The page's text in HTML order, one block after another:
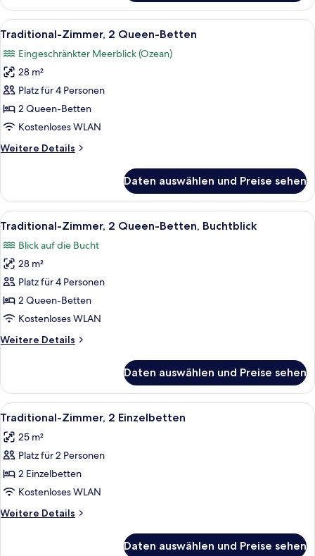
Zimmer,
2 Queen-
Betten
Alle
Fotos
für
Traditional-
Zimmer,
2 Queen-
Betten
Ein Hotelzimmer mit zwei Betten,
15
Traditional-Zimmer, 2 Queen-Betten
Eingeschränkter Meerblick (Ozean)
28 m²
Platz für 4 Personen
2 Queen-Betten
Kostenloses WLAN
Weitere Details
Weitere
Zimmer,
2 Queen-
Betten
Daten auswählen und Preise sehen
Alle
Fotos
für
Traditional-
Zimmer,
2 Queen-
Betten,
anzeigen
Ein Hotelzimmer mit zwei Betten,
14
Traditional-Zimmer, 2 Queen-Betten, Buchtblick
Blick auf die Bucht
28 m²
Platz für 4 Personen
2 Queen-Betten
Kostenloses WLAN
Weitere Details
Weitere
Zimmer,
2 Queen-
Betten,
Daten auswählen und Preise sehen
Alle
Fotos
für
Traditional-
Zimmer,
2 Einzelbetten
anzeigen
Ein Hotelzimmer mit zwei Betten,
10
Traditional-Zimmer, 2 Einzelbetten
25 m²
Platz für 2 Personen
2 Einzelbetten
Kostenloses WLAN
Weitere Details
Weitere
Daten auswählen und Preise sehen